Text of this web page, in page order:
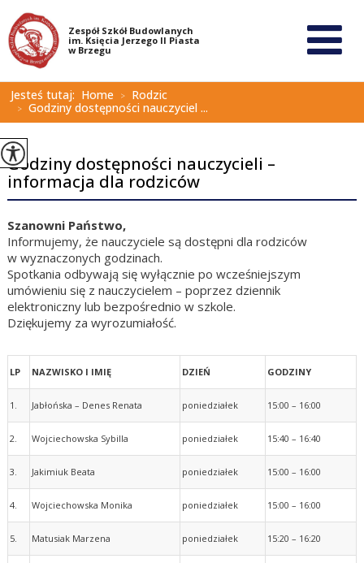
Jesteś tutaj: Home > Rodzic
> Godziny dostępności nauczyciel ...
Godziny dostępności nauczycieli –
informacja dla rodziców
Szanowni Państwo,
Informujemy, że nauczyciele są dostępni dla rodziców
w wyznaczonych godzinach.
Spotkania odbywają się wyłącznie po wcześniejszym
umówieniu się z nauczycielem – poprzez dziennik
elektroniczny lub bezpośrednio w szkole.
Dziękujemy za wyrozumiałość.
LP NAZWISKO I IMIĘ DZIEŃ GODZINY
1. Jabłońska – Denes Renata poniedziałek 15:00 – 16:00
2. Wojciechowska Sybilla poniedziałek 15:40 – 16:40
3. Jakimiuk Beata poniedziałek 15:00 – 16:00
4. Wojciechowska Monika poniedziałek 15:00 – 16:00
5. Matusiak Marzena poniedziałek 15:20 – 16:20